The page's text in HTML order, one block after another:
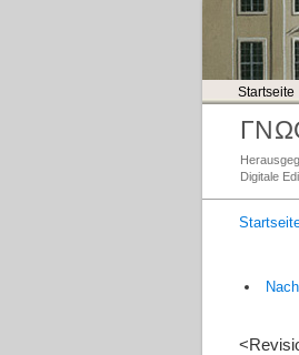
Startseite
Digitale